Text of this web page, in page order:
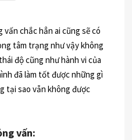
chắc hẳn ai cũng sẽ có
tâm trạng như vậy không
độ cũng như hành vi của
đã làm tốt được những gì
tại sao vẫn không được
vấn: